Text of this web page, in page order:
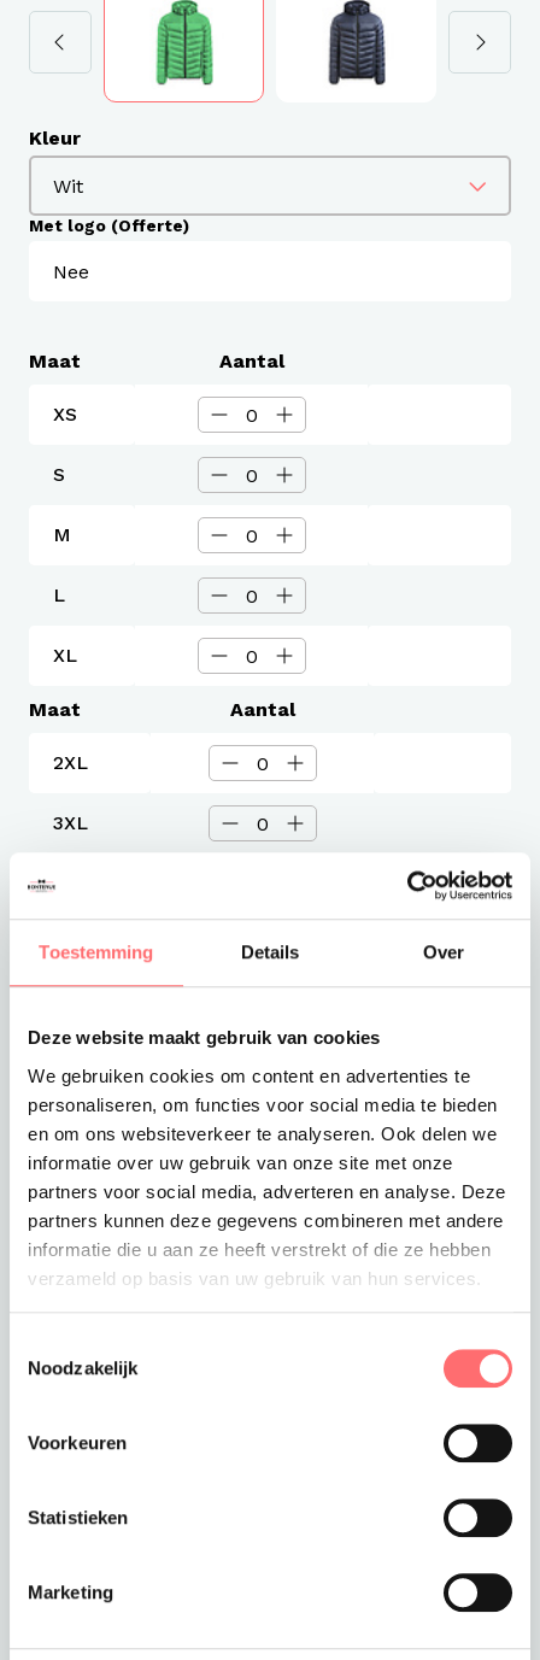
Toestemming Details Over
Deze website maakt gebruik van cookies
We gebruiken cookies om content en advertenties te
personaliseren, om functies voor social media te bieden
en om ons websiteverkeer te analyseren. Ook delen we
informatie over uw gebruik van onze site met onze
partners voor social media, adverteren en analyse. Deze
partners kunnen deze gegevens combineren met andere
informatie die u aan ze heeft verstrekt of die ze hebben
verzameld op basis van uw gebruik van hun services.
Noodzakelijk
Voorkeuren
Statistieken
Marketing
Kleur
Met logo (Offerte)
Maat Aantal
XS
S
M
L
XL
Maat Aantal
2XL
3XL
4XL
5XL
3-4 werkdagen
Verzendkosten
Totaalprijs
€49,95
Toevoegen aan winkelwagen
Offerte of sample aanvragen
Stop dit product dan in je winkelmandje en
vraag een offerte of sample aan.